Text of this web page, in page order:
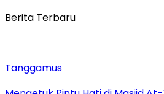
Berita Terbaru
Tanggamus